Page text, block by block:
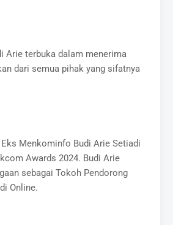
Arie terbuka dalam menerima
dari semua pihak yang sifatnya
Eks Menkominfo Budi Arie Setiadi
Awards 2024. Budi Arie
sebagai Tokoh Pendorong
Online.